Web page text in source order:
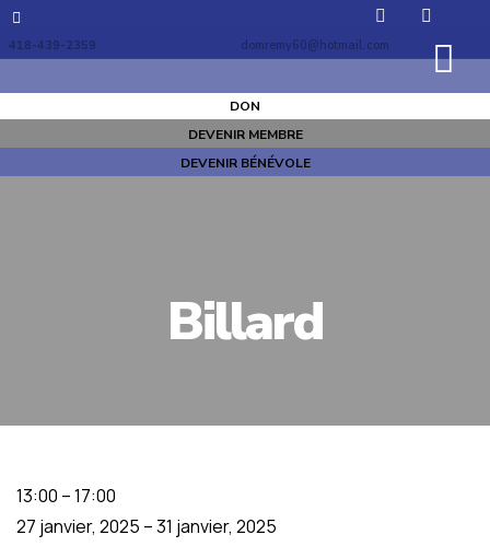
418-439-2359 domremy60@hotmail.com
DON
DEVENIR MEMBRE
DEVENIR BÉNÉVOLE
Billard
13:00 –17:00
27 janvier, 2025 –31 janvier, 2025